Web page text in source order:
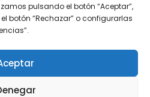
pulsando el botón “Aceptar”,
botón “Rechazar” o configurarlas